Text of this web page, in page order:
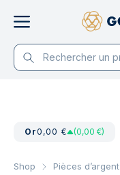
Or0,00 € (0,00 €)
Shop Pièces d’argent